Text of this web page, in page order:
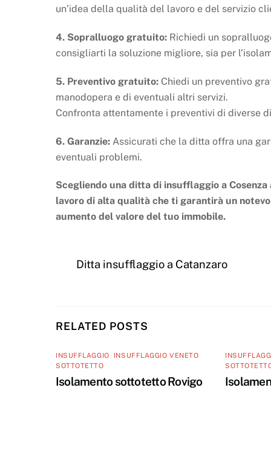
un’idea della qualità del lavoro e del servizio
4. Sopralluogo gratuito: Richiedi un
consigliarti la soluzione migliore, sia per
5. Preventivo gratuito: Chiedi un preventivo
manodopera e di eventuali altri servizi.
Confronta attentamente i preventivi di diverse
6. Garanzie: Assicurati che la ditta offra una
eventuali problemi.
Scegliendo una ditta di insufflaggio a
lavoro di alta qualità che ti garantirà un
aumento del valore del tuo immobile.
Ditta insufflaggio a Catanzaro
RELATED POSTS
INSUFFLAGGIO INSUFFLAGGIO VENETO
SOTTOTETTO
Isolamento sottotetto Rovigo